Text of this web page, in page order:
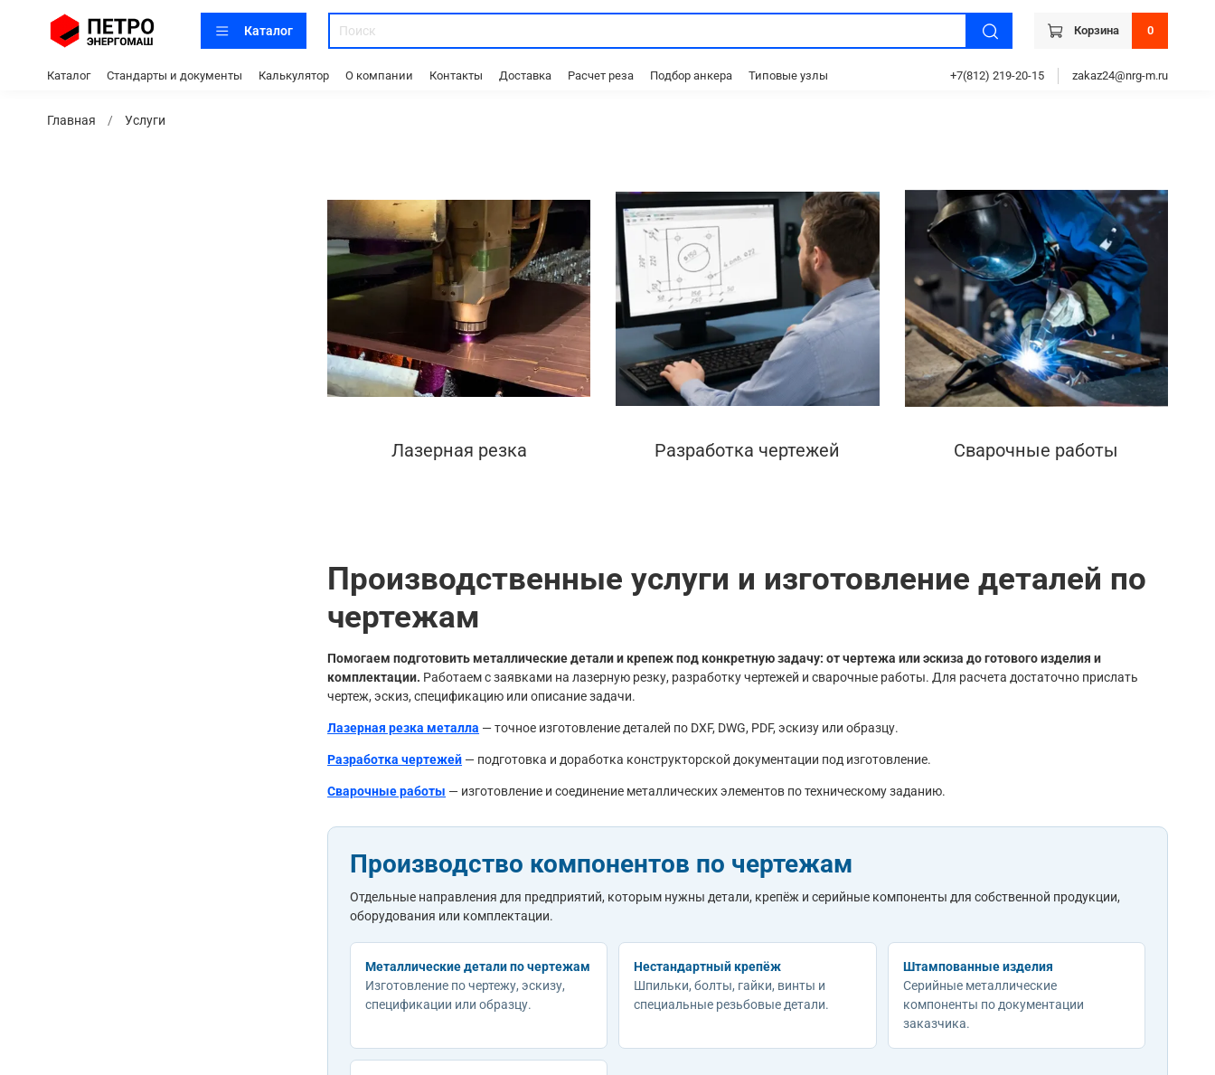
Каталог Корзина 0
Каталог Стандарты и документы Калькулятор О компании Контакты Доставка Расчет реза Подбор анкера Типовые узлы +7(812) 219-20-15 zakaz24@nrg-m.ru
Главная Услуги
Лазерная резка Разработка чертежей Сварочные работы
Производственные услуги и изготовление деталей по
чертежам
Помогаем подготовить металлические детали и крепеж под конкретную задачу: от чертежа или эскиза до готового изделия и
комплектации. Работаем с заявками на лазерную резку, разработку чертежей и сварочные работы. Для расчета достаточно прислать
чертеж, эскиз, спецификацию или описание задачи.
Лазерная резка металла — точное изготовление деталей по DXF, DWG, PDF, эскизу или образцу.
Разработка чертежей — подготовка и доработка конструкторской документации под изготовление.
Сварочные работы — изготовление и соединение металлических элементов по техническому заданию.
Производство компонентов по чертежам
Отдельные направления для предприятий, которым нужны детали, крепёж и серийные компоненты для собственной продукции,
оборудования или комплектации.
Металлические детали по чертежам
Изготовление по чертежу, эскизу,
спецификации или образцу.
Нестандартный крепёж
Шпильки, болты, гайки, винты и
специальные резьбовые детали.
Штампованные изделия
Серийные металлические
компоненты по документации
заказчика.